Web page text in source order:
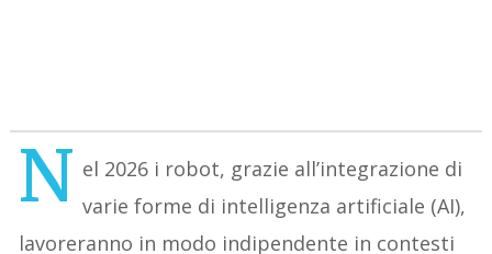
N el 2026 i robot, grazie all’integrazione di
varie forme di intelligenza artificiale (AI),
lavoreranno in modo indipendente in contesti